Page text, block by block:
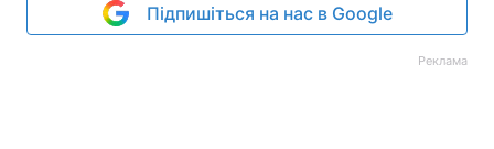
Підпишіться на нас в Google
Реклама